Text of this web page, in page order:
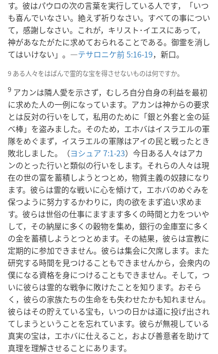
す。彼はパウロの次の言葉を実行している人です，「いつ
も喜んでいなさい。絶えず祈りなさい。すべての事につい
て，感謝しなさい。これが，キリスト･イエスにあって，
神があなたがたに求めておられることである。御霊を消し
てはいけない」。―テサロニケ前 5:16-19，新口。
9 ある人々をはばんで霊的な宝を得させないものは何ですか。
9 アカンは隣人愛を示さず，むしろ自分自身の利益を最初
に求めた人の一例になっています。アカンは神からの要求
とは反対の行いをして，私用のために「銀と外套と金の延
べ棒」を盗みました。そのため，エホバはイスラエルの軍
隊をめぐまず，イスラエルの軍隊はアイの民と戦ったとき
敗北しました。（ヨシュア 7:1-23）今日ある人々はアカ
ンのとった行いと類似の行いをします。それらの人々は現
在の世の富を蓄積しようとつとめ，物質主義の奴隷になり
ます。彼らは霊的な戦いに心を傾けて，エホバのめぐみを
保つように努力するかわりに，肉の欲をまず追い求めま
す。彼らは世俗の仕事にますます多くの時間と力をついや
して，その納屋に多くの穀物を集め，銀行の金庫室に多く
の金を蓄積しようとつとめます。その結果，彼らは宣教に
定期的に参加できません。彼らは集会に欠席します。また
研究する時間を見つけることもできませんから，会衆内の
僕になる資格を身につけることもできません。そして，つ
いに彼らは霊的な戦争に敗けたことを知ります。おそら
く，彼らの家族たちの生命をも失わせたかも知れません。
彼らはその貯えている宝も，いつの日かは道に投げ出され
てしまうということを忘れています。彼らが無視している
真実の宝は，エホバに仕えること，および善意者を助けて
真理を理解させることにあります。